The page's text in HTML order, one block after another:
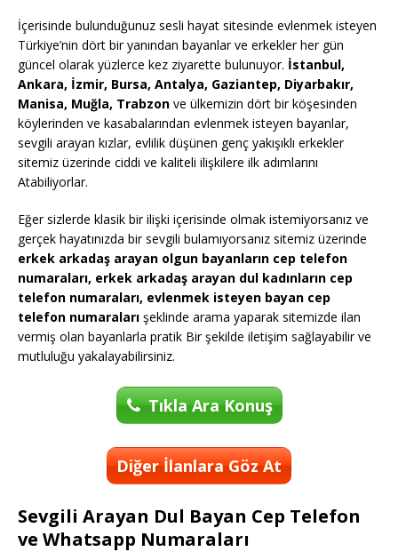
İçerisinde bulunduğunuz sesli hayat sitesinde evlenmek isteyen
Türkiye’nin dört bir yanından bayanlar ve erkekler her gün
güncel olarak yüzlerce kez ziyarette bulunuyor. İstanbul,
Ankara, İzmir, Bursa, Antalya, Gaziantep, Diyarbakır,
Manisa, Muğla, Trabzon ve ülkemizin dört bir köşesinden
köylerinden ve kasabalarından evlenmek isteyen bayanlar,
sevgili arayan kızlar, evlilik düşünen genç yakışıklı erkekler
sitemiz üzerinde ciddi ve kaliteli ilişkilere ilk adımlarını
Atabiliyorlar.
Eğer sizlerde klasik bir ilişki içerisinde olmak istemiyorsanız ve
gerçek hayatınızda bir sevgili bulamıyorsanız sitemiz üzerinde
erkek arkadaş arayan olgun bayanların cep telefon
numaraları, erkek arkadaş arayan dul kadınların cep
telefon numaraları, evlenmek isteyen bayan cep
telefon numaraları şeklinde arama yaparak sitemizde ilan
vermiş olan bayanlarla pratik Bir şekilde iletişim sağlayabilir ve
mutluluğu yakalayabilirsiniz.
Tıkla Ara Konuş
Diğer İlanlara Göz At
Sevgili Arayan Dul Bayan Cep Telefon
ve Whatsapp Numaraları